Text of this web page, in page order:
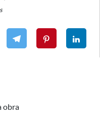
obra